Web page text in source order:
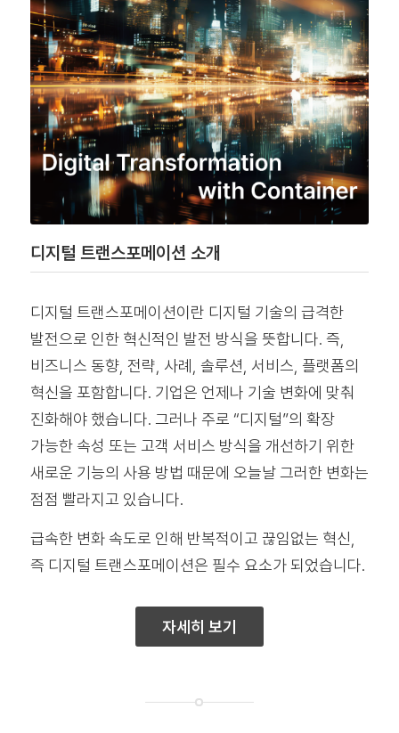
디지털 트랜스포메이션 소개
디지털 트랜스포메이션이란 디지털 기술의 급격한
발전으로 인한 혁신적인 발전 방식을 뜻합니다. 즉,
비즈니스 동향, 전략, 사례, 솔루션, 서비스, 플랫폼의
혁신을 포함합니다. 기업은 언제나 기술 변화에 맞춰
진화해야 했습니다. 그러나 주로 “디지털”의 확장
가능한 속성 또는 고객 서비스 방식을 개선하기 위한
새로운 기능의 사용 방법 때문에 오늘날 그러한 변화는
점점 빨라지고 있습니다.
급속한 변화 속도로 인해 반복적이고 끊임없는 혁신,
즉 디지털 트랜스포메이션은 필수 요소가 되었습니다.
자세히 보기